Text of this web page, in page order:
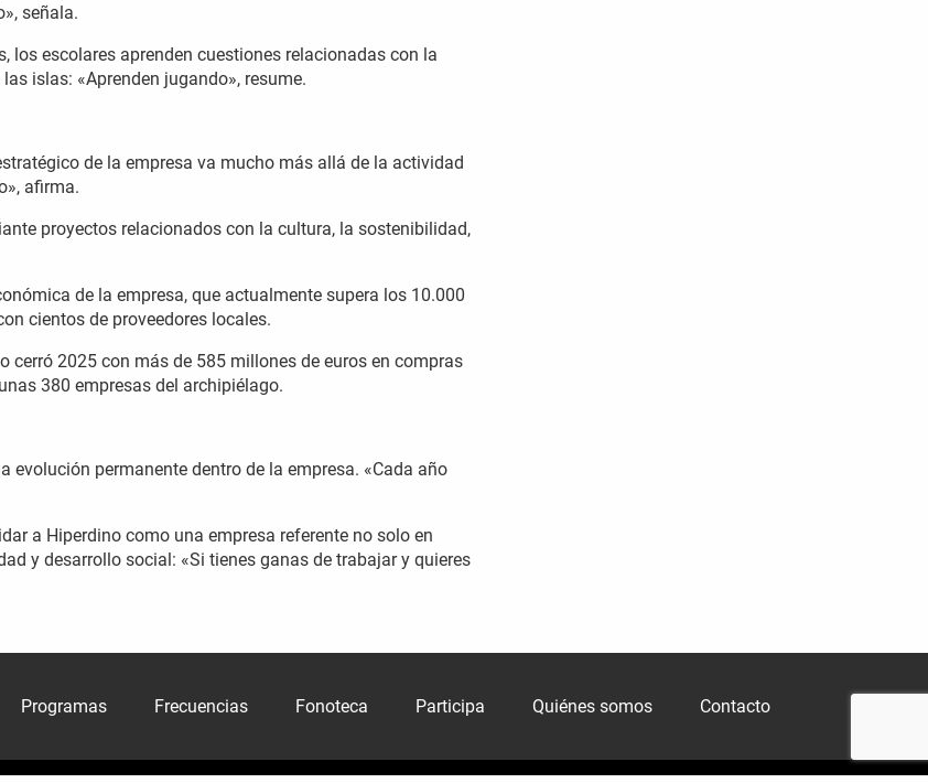
señala.
los escolares aprenden cuestiones relacionadas con la
islas: «Aprenden jugando», resume.
de la empresa va mucho más allá de la actividad
afirma.
proyectos relacionados con la cultura, la sostenibilidad,
de la empresa, que actualmente supera los 10.000
cientos de proveedores locales.
2025 con más de 585 millones de euros en compras
380 empresas del archipiélago.
evolución permanente dentro de la empresa. «Cada año
a Hiperdino como una empresa referente no solo en
y desarrollo social: «Si tienes ganas de trabajar y quieres
Programas Frecuencias Fonoteca Participa Quiénes somos Contacto